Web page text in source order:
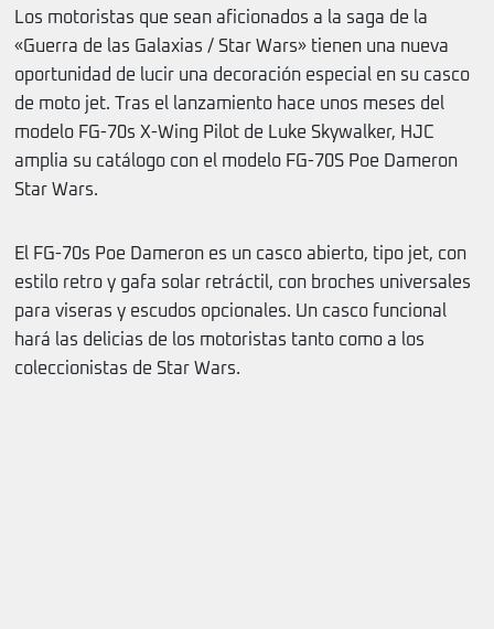
Los motoristas que sean aficionados a la saga de la
«Guerra de las Galaxias / Star Wars» tienen una nueva
oportunidad de lucir una decoración especial en su casco
de moto jet. Tras el lanzamiento hace unos meses del
modelo FG-70s X-Wing Pilot de Luke Skywalker, HJC
amplia su catálogo con el modelo FG-70S Poe Dameron
Star Wars.
El FG-70s Poe Dameron es un casco abierto, tipo jet, con
estilo retro y gafa solar retráctil, con broches universales
para viseras y escudos opcionales. Un casco funcional
hará las delicias de los motoristas tanto como a los
coleccionistas de Star Wars.